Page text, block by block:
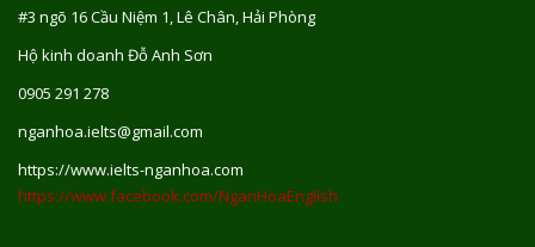
#3 ngõ 16 Cầu Niệm 1, Lê Chân, Hải Phòng
Hộ kinh doanh Đỗ Anh Sơn
0905 291 278
nganhoa.ielts@gmail.com
https://www.ielts-nganhoa.com
https://www.facebook.com/NganHoaEnglish